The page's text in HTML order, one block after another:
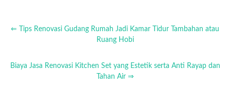
⇐ Tips Renovasi Gudang Rumah Jadi Kamar Tidur Tambahan atau
Ruang Hobi
Biaya Jasa Renovasi Kitchen Set yang Estetik serta Anti Rayap dan
Tahan Air ⇒